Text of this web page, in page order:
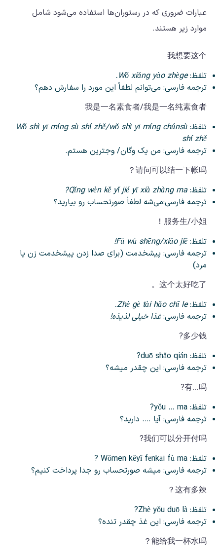
عبارات ضروری که در رستوران‌ها استفاده می‌شود شامل
موارد زیر هستند.
我想要这个
تلفظ:Wǒ xiǎng yào zhège.
ترجمه فارسی: می‌توانم لطفاً این مورد را سفارش دهم؟
我是一名素食者/我是一名纯素食者
تلفظ:Wǒ shì yī míng sù shí zhě/wǒ shì yī míng chúnsù
shí zhě
ترجمه فارسی: من یک وگان/ وجترین هستم.
请问可以结一下帐吗？
تلفظ:Qǐng wèn kě yǐ jié yī xià zhàng ma?
ترجمه فارسی:می‌شه لطفاً صورتحساب رو بیارید؟
服务生/小姐！
تلفظ:Fú wù shēng/xiǎo jiě!
ترجمه فارسی: پیشخدمت (برای صدا زدن پیشخدمت زن یا
مرد)
这个太好吃了。
تلفظ:Zhè gè tài hǎo chī le.
ترجمه فارسی:غذا خیلی لذیذه!
多少钱?
تلفظ: duō shǎo qián?
ترجمه فارسی: این چقدر میشه؟
有…吗?
تلفظ: yǒu … ma?
ترجمه فارسی: آیا …. دارید؟
我们可以分开付吗?
تلفظ: Wǒmen kěyǐ fēnkāi fù ma ?
ترجمه فارسی: میشه صورتحساب رو جدا پرداخت کنیم؟
这有多辣？
تلفظ: Zhè yǒu duō là?
ترجمه فارسی: این غذ چقدر تنده؟
能给我一杯水吗？